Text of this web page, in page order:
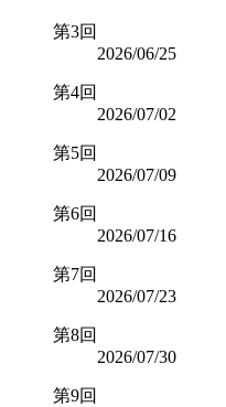
第3回
2026/06/25
第4回
2026/07/02
第5回
2026/07/09
第6回
2026/07/16
第7回
2026/07/23
第8回
2026/07/30
第9回